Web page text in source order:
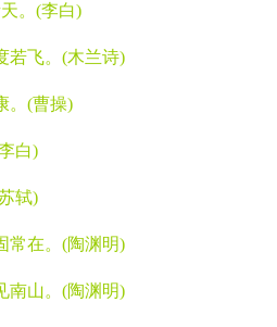
。 (李白)
飞。 (木兰诗)
(曹操)
白)
轼)
在。 (陶渊明)
山。 (陶渊明)